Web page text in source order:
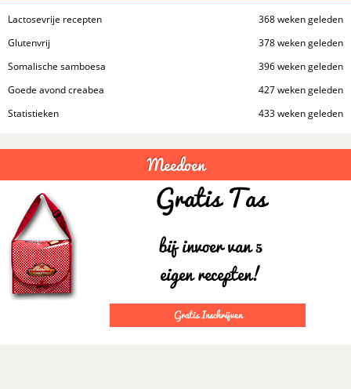
368 weken geleden
Lactosevrije recepten
378 weken geleden
Glutenvrij
396 weken geleden
Somalische samboesa
427 weken geleden
Goede avond creabea
433 weken geleden
Statistieken
Meedoen
Gratis Tas
bij invoer van 5
eigen recepten!
Gratis Inschrijven